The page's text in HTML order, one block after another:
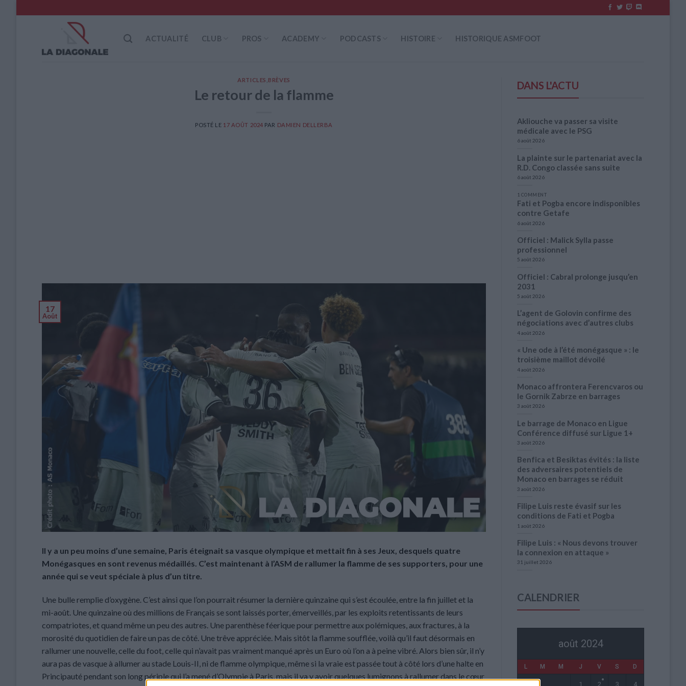
to
ACTUALITÉ CLUB PROS ACADEMY PODCASTS HISTOIRE HISTORIQUE ASMFOOT
ARTICLES BRÈVES
Le retour de la flamme
POSTÉ LE 17 AOÛT 2024 PAR DAMIEN DELLERBA
17
Août
Il y a un peu moins d’une semaine, Paris éteignait sa vasque olympique et mettait fin à ses Jeux, desquels quatre
Monégasques en sont revenus médaillés. C’est maintenant à l’ASM de rallumer la flamme de ses supporters, pour une
année qui se veut spéciale à plus d’un titre.
Une bulle remplie d’oxygène. C’est ainsi que l’on pourrait résumer la dernière quinzaine qui s’est écoulée, entre la fin juillet et la
mi-août. Une quinzaine où des millions de Français se sont laissés porter, émerveillés, par les exploits retentissants de leurs
compatriotes, et quand même un peu des autres. Une parenthèse féerique pour permettre aux polémiques, aux fractures, à la
morosité du quotidien de faire un pas de côté. Une trêve appréciée. Mais sitôt la flamme soufflée, voilà qu’il faut désormais en
rallumer une nouvelle, celle du foot, celle qui n’avait pas vraiment manqué après un Euro où l’on a à peine vibré. Alors bien sûr, il n’y
aura pas de vasque à allumer au stade Louis-II, ni de flamme olympique, même si la vraie est passée tout à côté lors d’une halte en
Principauté pendant son long périple qui l’a mené d’Olympie à Paris, mais il va y avoir quelques lumignons à rallumer dans le cœur
DANS L'ACTU
Akliouche va passer sa visite
médicale avec le PSG
6 août 2026
La plainte sur le partenariat avec la
R.D. Congo classée sans suite
6 août 2026
1 COMMENT
Fati et Pogba encore indisponibles
contre Getafe
6 août 2026
Officiel : Malick Sylla passe
professionnel
5 août 2026
Officiel : Cabral prolonge jusqu’en
2031
5 août 2026
L’agent de Golovin confirme des
négociations avec d’autres clubs
4 août 2026
« Une ode à l’été monégasque » : le
troisième maillot dévoilé
4 août 2026
Monaco affrontera Ferencvaros ou
le Gornik Zabrze en barrages
3 août 2026
Le barrage de Monaco en Ligue
Conférence diffusé sur Ligue 1+
3 août 2026
Benfica et Besiktas évités : la liste
des adversaires potentiels de
Monaco en barrages se réduit
3 août 2026
Filipe Luis reste évasif sur les
conditions de Fati et Pogba
1 août 2026
Filipe Luis : « Nous devons trouver
la connexion en attaque »
31 juillet 2026
CALENDRIER
août 2024
L M M J V S D
1 2 3 4